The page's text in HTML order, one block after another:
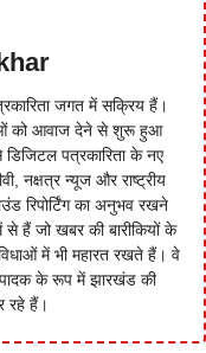
जगत में सक्रिय हैं।
को आवाज देने से शुरू हुआ
पत्रकारिता के नए
नक्षत्र न्यूज और राष्ट्रीय
रिपोर्टिंग का अनुभव रखने
हैं जो खबर की बारीकियों के
में भी महारत रखते हैं। वे
के रूप में झारखंड की
रहे हैं।